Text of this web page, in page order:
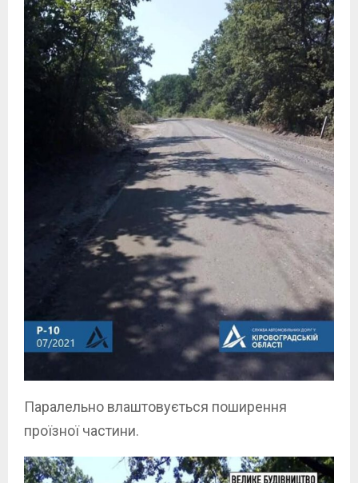
Паралельно влаштовується поширення
проїзної частини.